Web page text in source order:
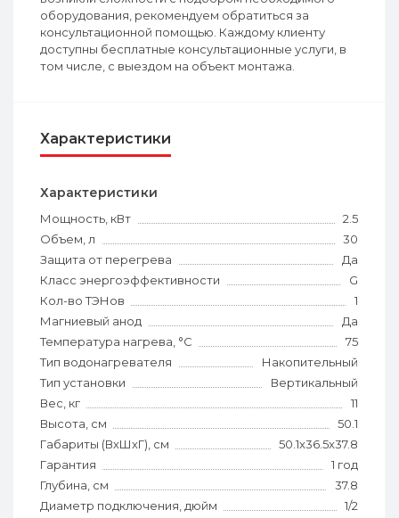
оборудования, рекомендуем обратиться за
консультационной помощью. Каждому клиенту
доступны бесплатные консультационные услуги, в
том числе, с выездом на объект монтажа.
Характеристики
Характеристики
Мощность, кВт
2.5
Объем, л
30
Защита от перегрева
Да
Класс энергоэффективности
G
Кол-во ТЭНов
1
Магниевый анод
Да
Температура нагрева, °С
75
Тип водонагревателя
Накопительный
Тип установки
Вертикальный
Вес, кг
11
Высота, см
50.1
Габариты (ВхШхГ), см
50.1x36.5x37.8
Гарантия
1 год
Глубина, см
37.8
Диаметр подключения, дюйм
1/2